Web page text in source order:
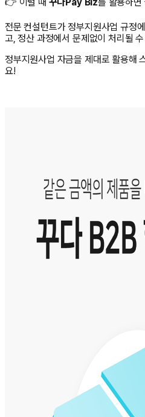
전문 컨설턴트가 정부지원사업 규정
고, 정산 과정에서 문제없이 처리될
정부지원사업 자금을 제대로 활용해
요!